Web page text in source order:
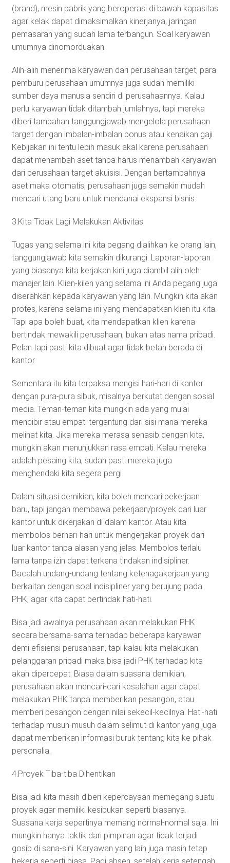
(brand), mesin pabrik yang beroperasi di bawah kapasitas
agar kelak dapat dimaksimalkan kinerjanya, jaringan
pemasaran yang sudah lama terbangun. Soal karyawan
umumnya dinomorduakan.
Alih-alih menerima karyawan dari perusahaan target, para
pemburu perusahaan umumnya juga sudah memiliki
sumber daya manusia sendiri di perusahaannya. Kalau
perlu karyawan tidak ditambah jumlahnya, tapi mereka
diberi tambahan tanggungjawab mengelola perusahaan
target dengan imbalan-imbalan bonus atau kenaikan gaji.
Kebijakan ini tentu lebih masuk akal karena perusahaan
dapat menambah aset tanpa harus menambah karyawan
dari perusahaan target akuisisi. Dengan bertambahnya
aset maka otomatis, perusahaan juga semakin mudah
mencari utang baru untuk mendanai ekspansi bisnis.
3.Kita Tidak Lagi Melakukan Aktivitas
Tugas yang selama ini kita pegang dialihkan ke orang lain,
tanggungjawab kita semakin dikurangi. Laporan-laporan
yang biasanya kita kerjakan kini juga diambil alih oleh
manajer lain. Klien-kilen yang selama ini Anda pegang juga
diserahkan kepada karyawan yang lain. Mungkin kita akan
protes, karena selama ini yang mendapatkan klien itu kita.
Tapi apa boleh buat, kita mendapatkan klien karena
bertindak mewakili perusahaan, bukan atas nama pribadi.
Pelan tapi pasti kita dibuat agar tidak betah berada di
kantor.
Sementara itu kita terpaksa mengisi hari-hari di kantor
dengan pura-pura sibuk, misalnya berkutat dengan sosial
media. Teman-teman kita mungkin ada yang mulai
mencibir atau empati tergantung dari sisi mana mereka
melihat kita. Jika mereka merasa senasib dengan kita,
mungkin akan menunjukkan rasa empati. Kalau mereka
adalah pesaing kita, sudah pasti mereka juga
menghendaki kita segera pergi.
Dalam situasi demikian, kita boleh mencari pekerjaan
baru, tapi jangan membawa pekerjaan/proyek dari luar
kantor untuk dikerjakan di dalam kantor. Atau kita
membolos berhari-hari untuk mengerjakan proyek dari
luar kantor tanpa alasan yang jelas. Membolos terlalu
lama tanpa izin dapat terkena tindakan indisipliner.
Bacalah undang-undang tentang ketenagakerjaan yang
berkaitan dengan soal indisipliner yang berujung pada
PHK, agar kita dapat bertindak hati-hati.
Bisa jadi awalnya perusahaan akan melakukan PHK
secara bersama-sama terhadap beberapa karyawan
demi efisiensi perusahaan, tapi kalau kita melakukan
pelanggaran pribadi maka bisa jadi PHK terhadap kita
akan dipercepat. Biasa dalam suasana demikian,
perusahaan akan mencari-cari kesalahan agar dapat
melakukan PHK tanpa memberikan pesangon, atau
memberi pesangon dengan nilai sekecil-kecilnya. Hati-hati
terhadap musuh-musuh dalam selimut di kantor yang juga
dapat memberikan informasi buruk tentang kita ke pihak
personalia.
4.Proyek Tiba-tiba Dihentikan
Bisa jadi kita masih diberi kepercayaan memegang suatu
proyek agar memiliki kesibukan seperti biasanya.
Suasana kerja sepertinya memang normal-normal saja. Ini
mungkin hanya taktik dari pimpinan agar tidak terjadi
gosip di sana-sini. Karyawan yang lain juga masih tetap